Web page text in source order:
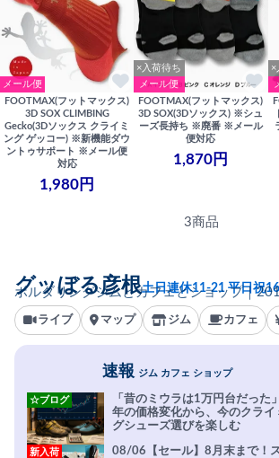
メール便
FOOTMAX(フットマックス)
3D SOX CLIMBING
Gecko(3Dソックス クライミ
ング ゲッコー) ※新機能ダウ
ントゥサポート ※メール便
対応
1,980円
×入荷待ち
メール便
FOOTMAX(フットマックス)
3D SOX(3Dソックス) ※シュ
ーズ長持ち ※廃番 ※メール
便対応
1,870円
×
3商品
ボルダリングジムとカフェとショップ｜
グッぼる彦根土日連休11-21 平日祝
ライブ マップ ジム カフェ
速報 ジム カフェ ショップ
「昔のミウラは1万円台だった
年の価格変化から、今のクライ
グシューズ選びを楽しむ
☆ブログ
08/06【セール】8月末まで！
新入荷